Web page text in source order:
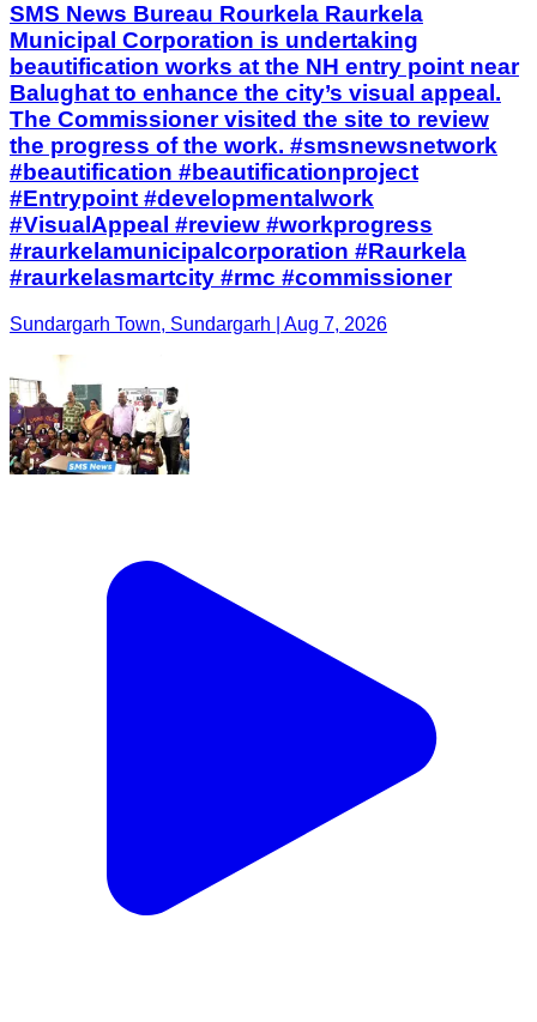
SMS News Bureau Rourkela Raurkela
Municipal Corporation is undertaking
beautification works at the NH entry point near
Balughat to enhance the city’s visual appeal.
The Commissioner visited the site to review
the progress of the work. #smsnewsnetwork
#beautification #beautificationproject
#Entrypoint #developmentalwork
#VisualAppeal #review #workprogress
#raurkelamunicipalcorporation #Raurkela
#raurkelasmartcity #rmc #commissioner
Sundargarh Town, Sundargarh | Aug 7, 2026